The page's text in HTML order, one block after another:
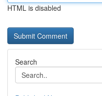
HTML is disabled
Search